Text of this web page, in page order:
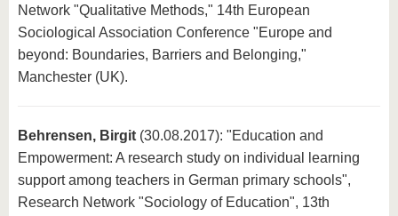
Network "Qualitative Methods," 14th European
Sociological Association Conference "Europe and
beyond: Boundaries, Barriers and Belonging,"
Manchester (UK).
Behrensen, Birgit (30.08.2017): "Education and
Empowerment: A research study on individual learning
support among teachers in German primary schools",
Research Network "Sociology of Education", 13th